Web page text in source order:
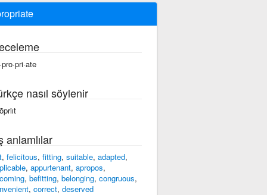
nasıl söylenir
anlamlılar
, felicitous, fitting, suitable, adapted,
, appurtenant, apropos,
, befitting, belonging, congruous,
, correct, deserved